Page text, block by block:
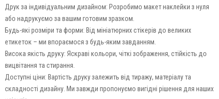
Друк за індивідуальним дизайном: Розробимо макет наклейки з нуля
або надрукуємо за вашим готовим зразком.
Будь-які розміри та форми: Від мініатюрних стікерів до великих
етикеток – ми впораємося з будь-яким завданням.
Висока якість друку: Яскраві кольори, чіткі зображення, стійкість до
вицвітання та стирання.
Доступні ціни: Вартість друку залежить від тиражу, матеріалу та
складності дизайну. Ми завжди пропонуємо вигідні рішення для наших